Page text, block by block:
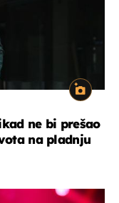
ne bi prešao
na pladnju